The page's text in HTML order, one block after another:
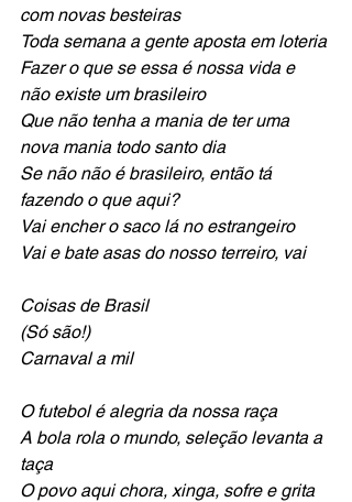
com novas besteiras
Toda semana a gente aposta em loteria
Fazer o que se essa é nossa vida e
não existe um brasileiro
Que não tenha a mania de ter uma
nova mania todo santo dia
Se não não é brasileiro, então tá
fazendo o que aqui?
Vai encher o saco lá no estrangeiro
Vai e bate asas do nosso terreiro, vai
Coisas de Brasil
(Só são!)
Carnaval a mil
O futebol é alegria da nossa raça
A bola rola o mundo, seleção levanta a
taça
O povo aqui chora, xinga, sofre e grita